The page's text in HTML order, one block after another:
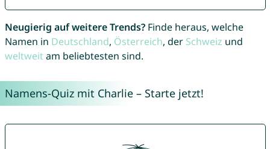
Neugierig auf weitere Trends?Finde heraus, welche
Namen in Deutschland, Österreich, der Schweiz und
weltweitam beliebtesten sind.
Namens-Quiz mit Charlie – Starte jetzt!